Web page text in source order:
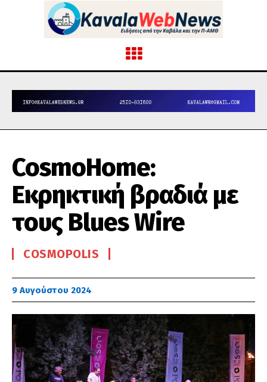
CosmoHome:
Εκρηκτική βραδιά με
τους Blues Wire
COSMOPOLIS
9 Αυγούστου 2024